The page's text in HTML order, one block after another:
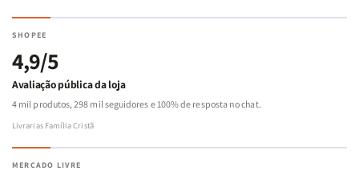
SHOPEE
4,9/5
Avaliação pública da loja
4 mil produtos, 298 mil seguidores e 100% de resposta no chat.
Livrarias Família Cristã
MERCADO LIVRE